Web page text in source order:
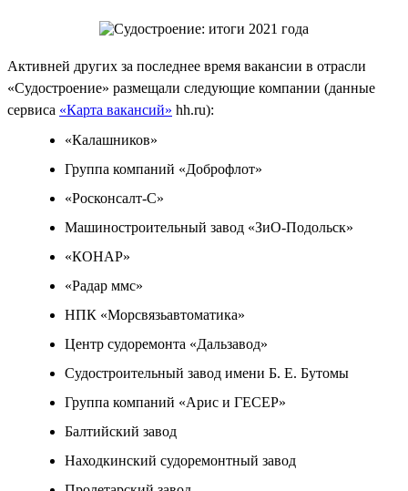
Активней других за последнее время вакансии в отрасли
«Судостроение» размещали следующие компании (данные
сервиса «Карта вакансий» hh.ru):
«Калашников»
Группа компаний «Доброфлот»
«Росконсалт-С»
Машиностроительный завод «ЗиО-Подольск»
«КОНАР»
«Радар ммс»
НПК «Морсвязьавтоматика»
Центр судоремонта «Дальзавод»
Судостроительный завод имени Б. Е. Бутомы
Группа компаний «Арис и ГЕСЕР»
Балтийский завод
Находкинский судоремонтный завод